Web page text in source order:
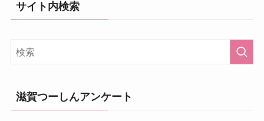
サイト内検索
滋賀つーしんアンケート